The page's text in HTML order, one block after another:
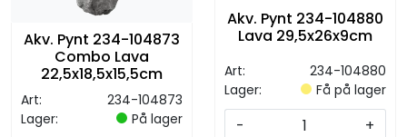
Akv. Pynt 234-104873
Combo Lava
22,5x18,5x15,5cm
Art:
234-104873
Lager:
På lager
Akv. Pynt 234-104880
Lava 29,5x26x9cm
Art:
234-104880
Lager:
Få på lager
-
+